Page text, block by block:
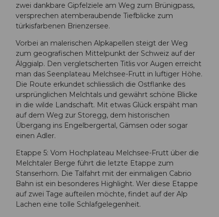
zwei dankbare Gipfelziele am Weg zum Brünigpass,
versprechen atemberaubende Tiefblicke zum
türkisfarbenen Brienzersee.
Vorbei an malerischen Alpkapellen steigt der Weg
zum geografischen Mittelpunkt der Schweiz auf der
Älggialp. Den vergletscherten Titlis vor Augen erreicht
man das Seenplateau Melchsee-Frutt in luftiger Höhe.
Die Route erkundet schliesslich die Ostflanke des
ursprünglichen Melchtals und gewährt schöne Blicke
in die wilde Landschaft. Mit etwas Glück erspäht man
auf dem Weg zur Storegg, dem historischen
Übergang ins Engelbergertal, Gämsen oder sogar
einen Adler.
Etappe 5: Vom Hochplateau Melchsee-Frutt über die
Melchtaler Berge führt die letzte Etappe zum
Stanserhorn. Die Talfahrt mit der einmaligen Cabrio
Bahn ist ein besonderes Highlight. Wer diese Etappe
auf zwei Tage aufteilen möchte, findet auf der Alp
Lachen eine tolle Schlafgelegenheit.